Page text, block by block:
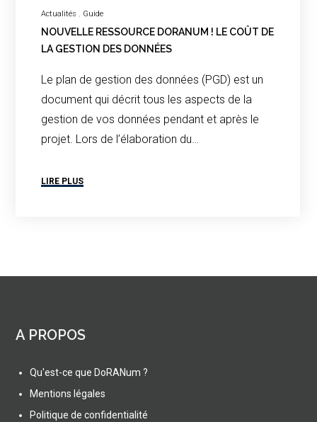
Actualités Guide
NOUVELLE RESSOURCE DORANUM ! LE COÛT DE
LA GESTION DES DONNÉES
Le plan de gestion des données (PGD) est un
document qui décrit tous les aspects de la
gestion de vos données pendant et après le
projet. Lors de l’élaboration du…
LIRE PLUS
A PROPOS
Qu'est-ce que DoRANum ?
Mentions légales
Politique de confidentialité